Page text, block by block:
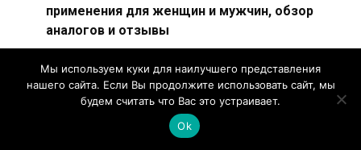
применения для женщин и мужчин, обзор
аналогов и отзывы
используется в терапии гинекологических
заболеваний, спровоцированных
Мы используем куки для наилучшего представления
нашего сайта. Если Вы продолжите использовать сайт, мы
будем считать что Вас это устраивает.
Ok